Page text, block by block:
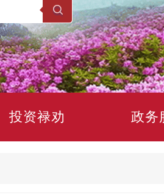
投资禄劝 政务